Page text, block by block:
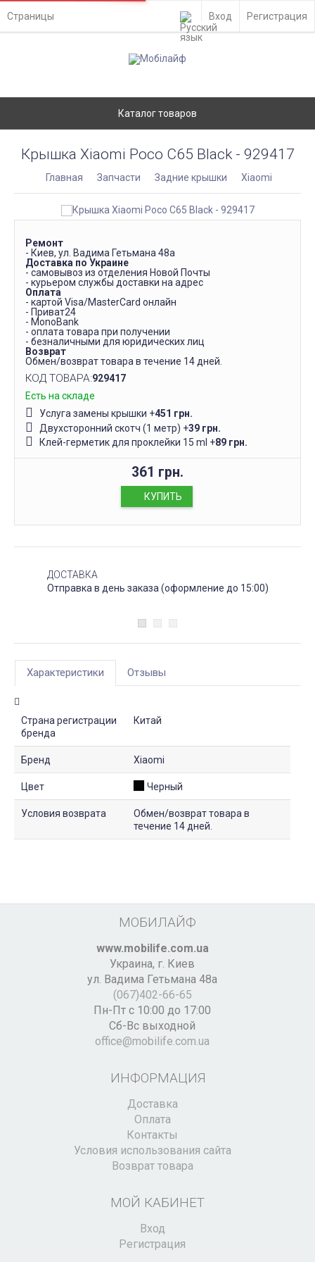
Страницы Вход Регистрация
Каталог товаров
Крышка Xiaomi Poco C65 Black - 929417
Главная Запчасти Задние крышки Xiaomi
Ремонт
- Киев, ул. Вадима Гетьмана 48а
Доставка по Украине
- самовывоз из отделения Новой Почты
- курьером службы доставки на адрес
Оплата
- картой Visa/MasterCard онлайн
- Приват24
- MonoBank
- оплата товара при получении
- безналичными для юридических лиц
Возврат
Обмен/возврат товара в течение 14 дней.
КОД ТОВАРА:929417
Есть на складе
Услуга замены крышки +451 грн.
Двухсторонний скотч (1 метр) +39 грн.
Клей-герметик для проклейки 15 ml +89 грн.
361 грн.
КУПИТЬ
ДОСТАВКА
Отправка в день заказа (оформление до 15:00)
Характеристики Отзывы
Страна регистрации
бренда
Китай
Бренд Xiaomi
Цвет Черный
Условия возврата
Обмен/возврат товара в
течение 14 дней.
МОБИЛАЙФ
www.mobilife.com.ua
Украина, г. Киев
ул. Вадима Гетьмана 48а
(067)402-66-65
Пн-Пт с 10:00 до 17:00
Сб-Вс выходной
office@mobilife.com.ua
ИНФОРМАЦИЯ
Доставка
Оплата
Контакты
Условия использования сайта
Возврат товара
МОЙ КАБИНЕТ
Вход
Регистрация